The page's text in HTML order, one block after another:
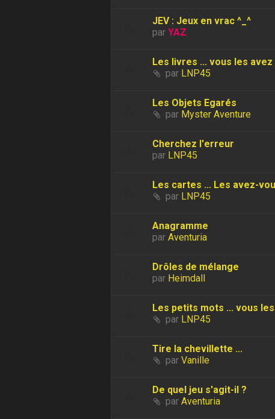
JEV : Jeux en vrac ^_^
par YAZ
Les livres ... vous les avez
par LNP45
Les Objets Egarés
par Myster Aventure
Cherchez l'erreur
par LNP45
Les cartes ... Les avez-
par LNP45
Anagramme
par Aventuria
Drôles de mélange
par Heimdall
Les petits mots ... vous
par LNP45
Tire la chevillette ...
par Vanille
De quel jeu s'agit-il ?
par Aventuria